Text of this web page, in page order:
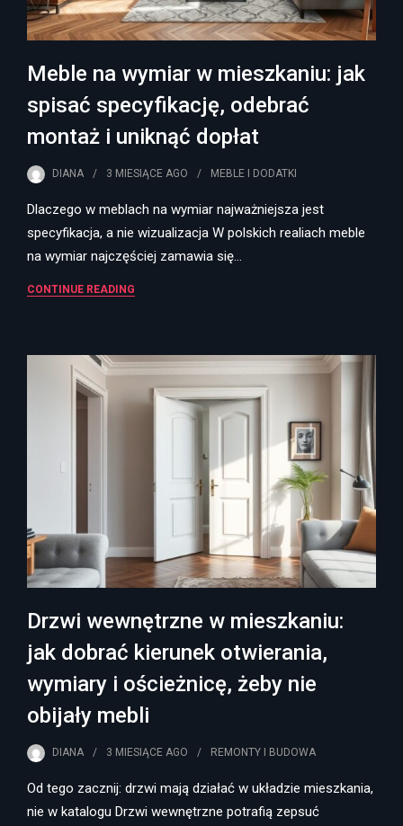
Meble na wymiar w mieszkaniu: jak
spisać specyfikację, odebrać
montaż i uniknąć dopłat
DIANA 3 MIESIĄCE AGO MEBLE I DODATKI
Dlaczego w meblach na wymiar najważniejsza jest
specyfikacja, a nie wizualizacja W polskich realiach meble
na wymiar najczęściej zamawia się…
CONTINUE READING
Drzwi wewnętrzne w mieszkaniu:
jak dobrać kierunek otwierania,
wymiary i ościeżnicę, żeby nie
obijały mebli
DIANA 3 MIESIĄCE AGO REMONTY I BUDOWA
Od tego zacznij: drzwi mają działać w układzie mieszkania,
nie w katalogu Drzwi wewnętrzne potrafią zepsuć